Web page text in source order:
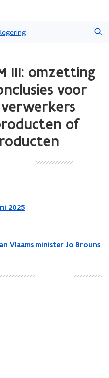
en
naar
gaanIII: omzetting
voor
of
2025
Vlaams minister Jo Brouns